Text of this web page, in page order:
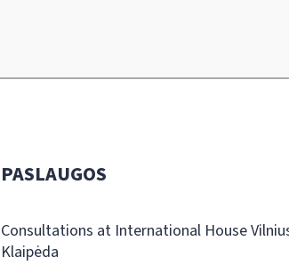
PASLAUGOS
Consultations at International House
Klaipėda